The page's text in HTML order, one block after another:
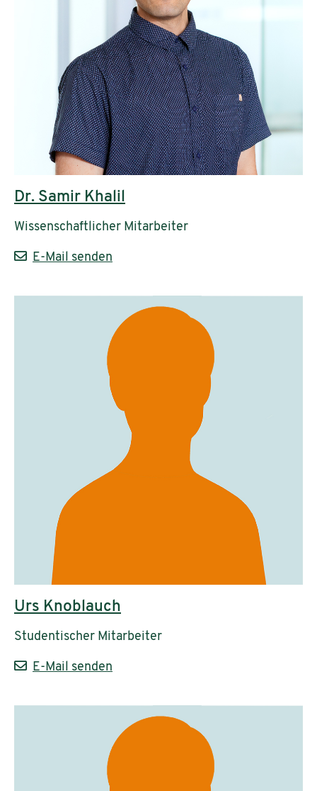
Dr. Samir Khalil
Wissenschaftlicher Mitarbeiter
E-Mail senden
Urs Knoblauch
Studentischer Mitarbeiter
E-Mail senden